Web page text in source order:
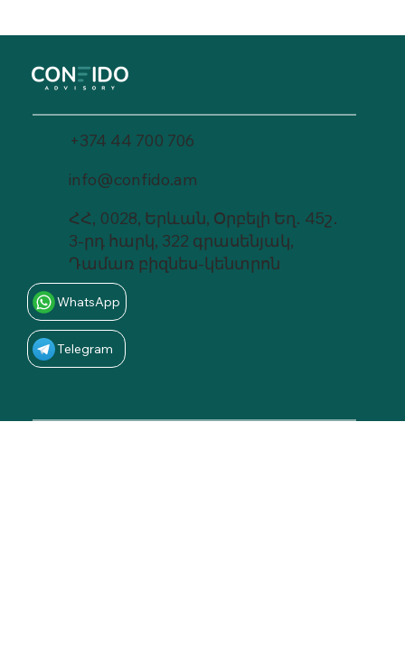
WhatsApp
Telegram
+374 44 700 706
ՀՀ, 0028, Երևան, Օրբելի Եղ․ 45շ․
3-րդ հարկ, 322 գրասենյակ,
Դամառ բիզնես-կենտրոն
info@confido.am